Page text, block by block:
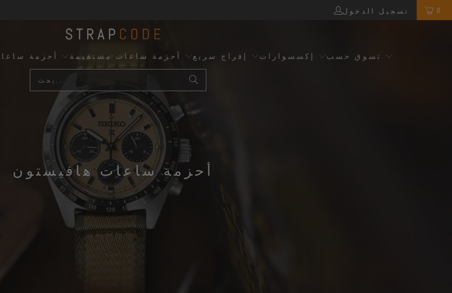
تسجيل الدخول 0
أحزمة أحزمة ساعات مستقيمة إفراج سريع إكسسوارات تسوق حسب
أحزمة ساعات هافيستون